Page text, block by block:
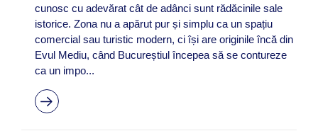
cunosc cu adevărat cât de adânci sunt rădăcinile sale
istorice. Zona nu a apărut pur și simplu ca un spațiu
comercial sau turistic modern, ci își are originile încă din
Evul Mediu, când Bucureștiul începea să se contureze
ca un impo...